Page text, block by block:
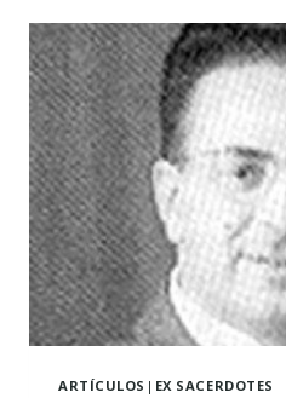
ARTÍCULOS | EX SACERDOTES